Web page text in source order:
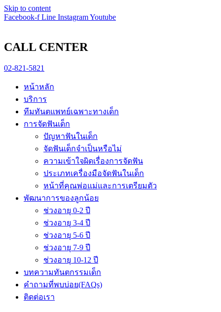
Skip to content
Facebook-f Line InstagramYoutube
CALL CENTER
02-821-5821
หน้าหลัก
บริการ
ทีมทันตแพทย์เฉพาะทางเด็ก
การจัดฟันเด็ก
ปัญหาฟันในเด็ก
จัดฟันเด็กจำเป็นหรือไม่
ความเข้าใจผิดเรื่องการจัดฟัน
ประเภทเครื่องมือจัดฟันในเด็ก
หน้าที่คุณพ่อแม่และการเตรียมตัว
พัฒนาการของลูกน้อย
ช่วงอายุ 0-2 ปี
ช่วงอายุ 3-4 ปี
ช่วงอายุ 5-6 ปี
ช่วงอายุ 7-9 ปี
ช่วงอายุ 10-12 ปี
บทความทันตกรรมเด็ก
คำถามที่พบบ่อย(FAQs)
ติดต่อเรา